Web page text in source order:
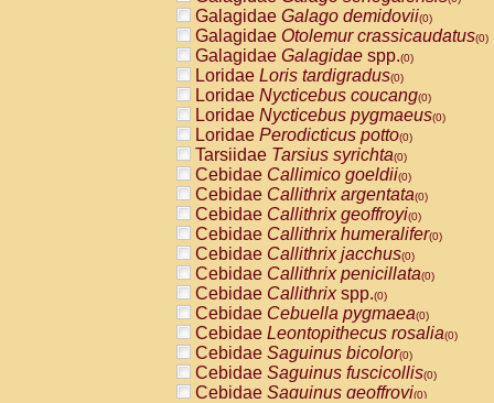
Galagidae Galago demidovii(0)
Galagidae Otolemur crassicaudatus(0)
Galagidae Galagidae spp.(0)
Loridae Loris tardigradus(0)
Loridae Nycticebus coucang(0)
Loridae Nycticebus pygmaeus(0)
Loridae Perodicticus potto(0)
Tarsiidae Tarsius syrichta(0)
Cebidae Callimico goeldii(0)
Cebidae Callithrix argentata(0)
Cebidae Callithrix geoffroyi(0)
Cebidae Callithrix humeralifer(0)
Cebidae Callithrix jacchus(0)
Cebidae Callithrix penicillata(0)
Cebidae Callithrixspp.(0)
Cebidae Cebuella pygmaea(0)
Cebidae Leontopithecus rosalia(0)
Cebidae Saguinus bicolor(0)
Cebidae Saguinus fuscicollis(0)
Cebidae Saguinus geoffroyi(0)